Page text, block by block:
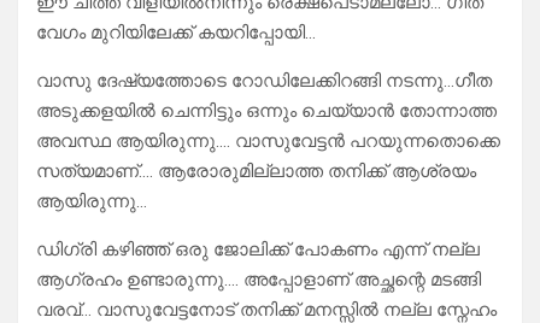
വേഗം മുറിയിലേക്ക് കയറിപ്പോയി…
വാസു ദേഷ്യത്തോടെ റോഡിലേക്കിറങ്ങി നടന്നു…ഗീത
അടുക്കളയിൽ ചെന്നിട്ടും ഒന്നും ചെയ്യാൻ തോന്നാത്ത
അവസ്ഥ ആയിരുന്നു…. വാസുവേട്ടൻ പറയുന്നതൊക്കെ
സത്യമാണ്…. ആരോരുമില്ലാത്ത തനിക്ക് ആശ്രയം
ആയിരുന്നു…
ഡിഗ്രി കഴിഞ്ഞ് ഒരു ജോലിക്ക് പോകണം എന്ന് നല്ല
ആഗ്രഹം ഉണ്ടാരുന്നു…. അപ്പോളാണ് അച്ഛന്റെ മടങ്ങി
വരവ്… വാസുവേട്ടനോട് തനിക്ക് മനസ്സിൽ നല്ല സ്നേഹം